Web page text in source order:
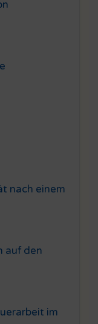
nach einem
auf den
im